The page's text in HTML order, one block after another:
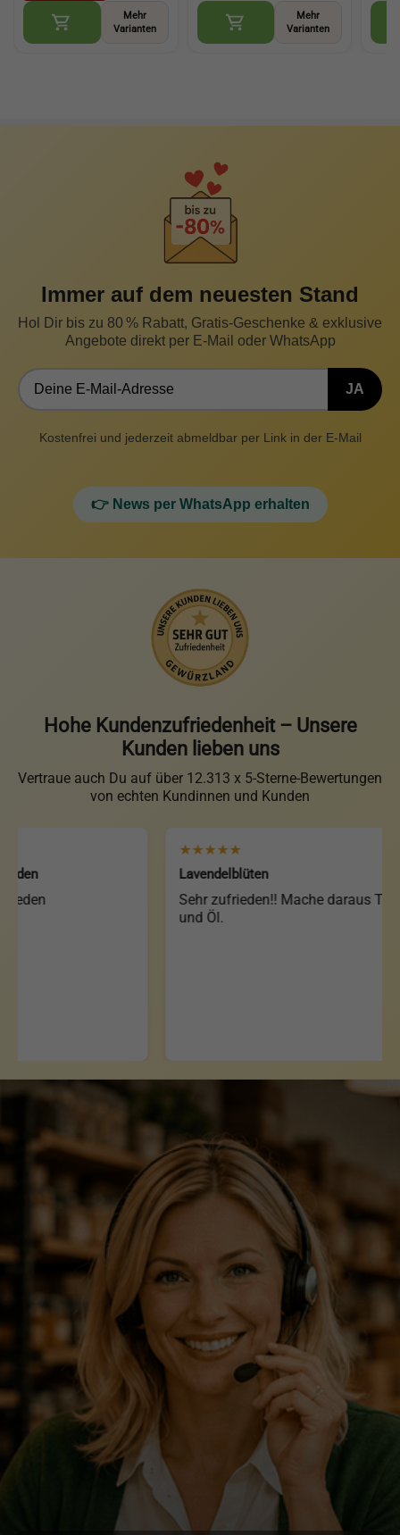
Mehr
Varianten
Mehr
Varianten
Immer auf dem neuesten Stand
Hol Dir bis zu 80 % Rabatt, Gratis-Geschenke & exklusive
Angebote direkt per E-Mail oder WhatsApp
JA
Kostenfrei und jederzeit abmeldbar per Link in der E-Mail
👉 News per WhatsApp erhalten
Hohe Kundenzufriedenheit – Unsere
Kunden lieben uns
Vertraue auch Du auf über 12.313 x 5-Sterne-Bewertungen
von echten Kundinnen und Kunden
★★★★★
Lavendelblüten
Sehr zufrieden!! Mache daraus Tee
und Öl.